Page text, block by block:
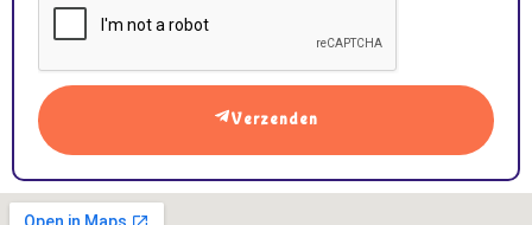
Verzenden